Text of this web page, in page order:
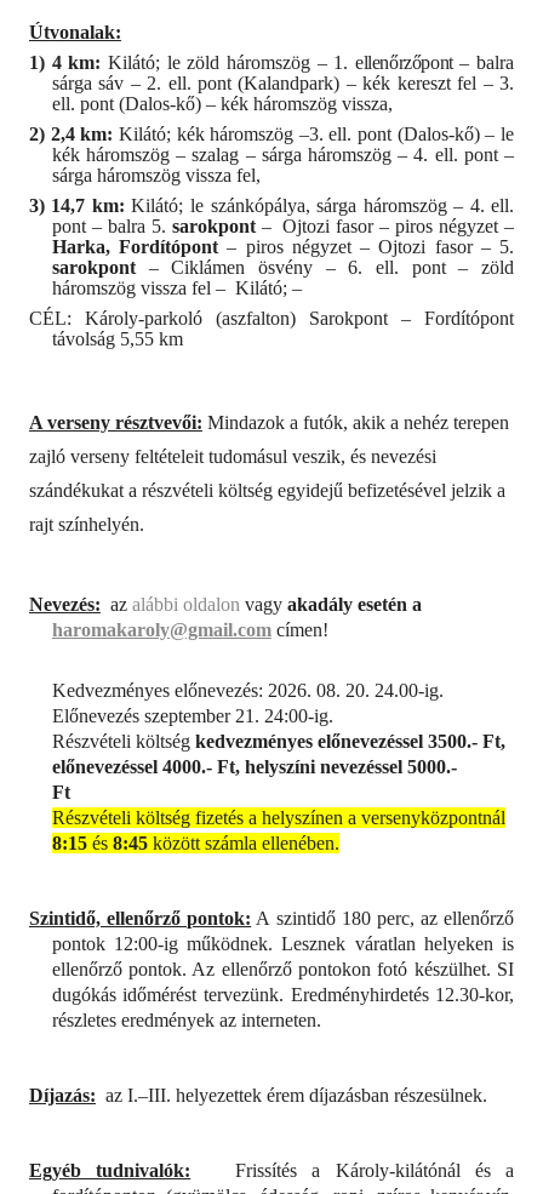
Útvonalak:
1) 4 km: Kilátó; le zöld háromszög – 1. ellenőrzőpont– balra
sárga sáv – 2. ell. pont(Kalandpark) – kék kereszt fel – 3.
ell. pont (Dalos-kő) – kék háromszög vissza,
2) 2,4 km: Kilátó; kék háromszög –3. ell. pont (Dalos-kő) – le
kék háromszög – szalag – sárga háromszög – 4. ell. pont –
sárga háromszög vissza fel,
3) 14,7 km: Kilátó; le szánkópálya, sárga háromszög – 4. ell.
pont – balra 5. sarokpont– Ojtozi fasor – piros négyzet –
Harka, Fordítópont – piros négyzet – Ojtozi fasor – 5.
sarokpont – Ciklámen ösvény – 6. ell. pont – zöld
háromszög vissza fel – Kilátó; –
CÉL: Károly-parkoló (aszfalton) Sarokpont – Fordítópont
távolság 5,55 km
A verseny résztvevői: Mindazok a futók, akik a nehéz terepen
zajló verseny feltételeit tudomásul veszik, és nevezési
szándékukat a részvételi költség egyidejű befizetésével jelzik a
rajt színhelyén.
Nevezés: az alábbi oldalon vagy akadály esetén a
haromakaroly@gmail.comcímen!
Kedvezményes előnevezés: 2026. 08. 20. 24.00-ig.
Előnevezés szeptember 21. 24:00-ig.
Részvételi költség kedvezményes előnevezéssel 3500.- Ft,
előnevezéssel 4000.- Ft, helyszíni nevezéssel 5000.-
Ft
Részvételi költség fizetés a helyszínen a versenyközpontnál
8:15és 8:45között számla ellenében.
Szintidő, ellenőrző pontok: A szintidő 180 perc, az ellenőrző
pontok 12:00-ig működnek. Lesznek váratlan helyeken is
ellenőrző pontok. Az ellenőrző pontokon fotó készülhet. SI
dugókás időmérést tervezünk. Eredményhirdetés 12.30-kor,
részletes eredmények az interneten.
Díjazás: az I.–III. helyezettek érem díjazásban részesülnek.
Egyéb tudnivalók:
Frissítés a Károly-kilátónál és a